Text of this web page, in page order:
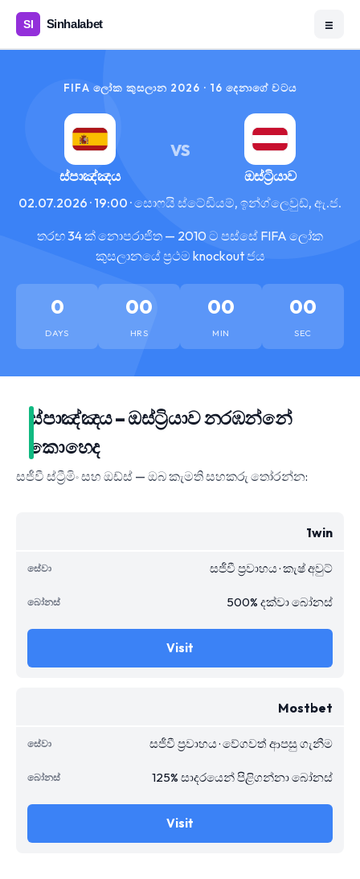
☰
FIFA ලෝක කුසලාන 2026 · 16 දෙනාගේ වටය
ස්පාඤ්ඤය
VS
ඔස්ට්‍රියාව
02.07.2026 · 19:00 · සොෆයි ස්ටේඩියම්, ඉන්ග්ලෙවුඩ්, ඇ.ජ.
තරඟ 34 ක් නොපරාජිත — 2010 ට පස්සේ FIFA ලෝක
කුසලානයේ ප්‍රථම knockout ජය
0
DAYS
00
HRS
00
MIN
00
SEC
ස්පාඤ්ඤය – ඔස්ට්‍රියාව නරඹන්නේ
කොහෙද
සජීවී ස්ට්‍රීමිං සහ ඔඩ්ස් — ඔබ කැමති සහකරු තෝරන්න:
1win
සජීවී ප්‍රවාහය · කැෂ් අවුට්
500% දක්වා බෝනස්
Visit
Mostbet
සජීවී ප්‍රවාහය · වේගවත් ආපසු ගැනීම
125% සාදරයෙන් පිළිගන්නා බෝනස්
Visit